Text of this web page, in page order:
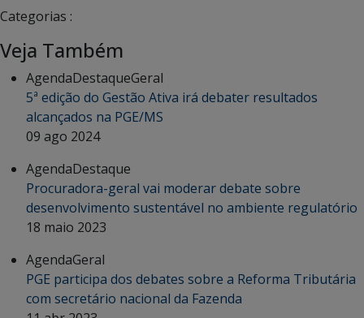
Categorias :
Veja Também
AgendaDestaqueGeral
5ª edição do Gestão Ativa irá debater resultados
alcançados na PGE/MS
09 ago 2024
AgendaDestaque
Procuradora-geral vai moderar debate sobre
desenvolvimento sustentável no ambiente regulatório
18 maio 2023
AgendaGeral
PGE participa dos debates sobre a Reforma Tributária
com secretário nacional da Fazenda